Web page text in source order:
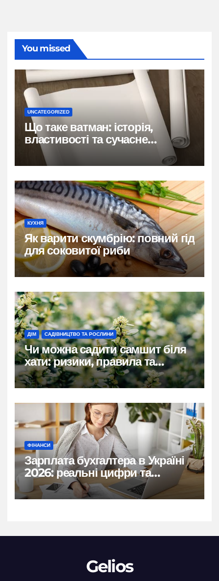
You missed
UNCATEGORIZED
Що таке ватман: історія,
властивості та сучасне
застосування
КУХНЯ
Як варити скумбрію: повний гід
для соковитої риби
ДІМ САДІВНИЦТВО ТА РОСЛИНИ
Чи можна садити самшит біля
хати: ризики, правила та
практичні рішення
ФІНАНСИ
Зарплата бухгалтера в Україні
2026: реальні цифри та
нюанси
Gelios